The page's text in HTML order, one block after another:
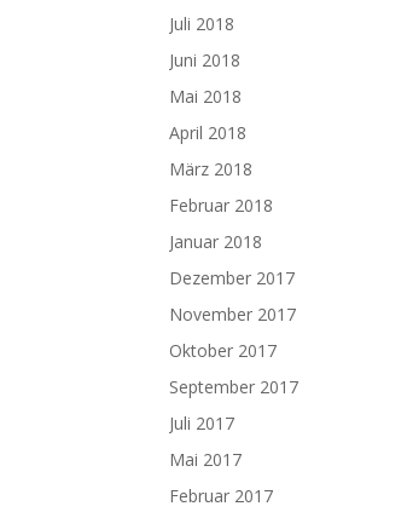
Juli 2018
Juni 2018
Mai 2018
April 2018
März 2018
Februar 2018
Januar 2018
Dezember 2017
November 2017
Oktober 2017
September 2017
Juli 2017
Mai 2017
Februar 2017